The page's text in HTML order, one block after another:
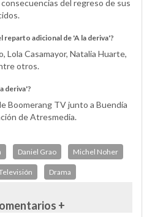
del regreso de sus
reparto adicional de 'A la deriva'?
Lola Casamayor, Natalia Huarte,
otros.
deriva'?
Boomerang TV junto a Buendía
de Atresmedia.
Daniel Grao Michel Noher
Drama
+